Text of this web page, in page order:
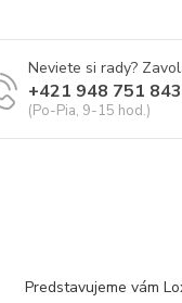
Neviete si rady?
+421 948 751 843
(Po-Pia, 9-15 hod.)
Predstavujeme vám